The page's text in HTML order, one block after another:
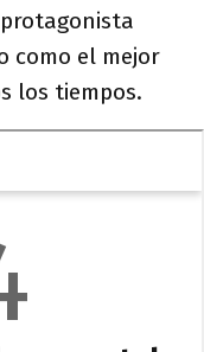
como el mejor
los tiempos.